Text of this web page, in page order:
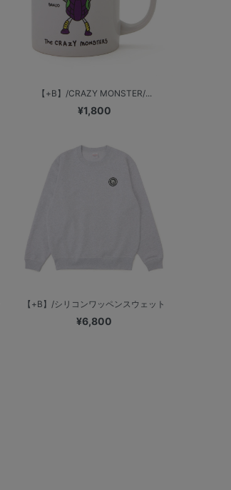
【+B】/CRAZY MONSTER/...
¥1,800
【+B】/シリコンワッペンスウェット
¥6,800